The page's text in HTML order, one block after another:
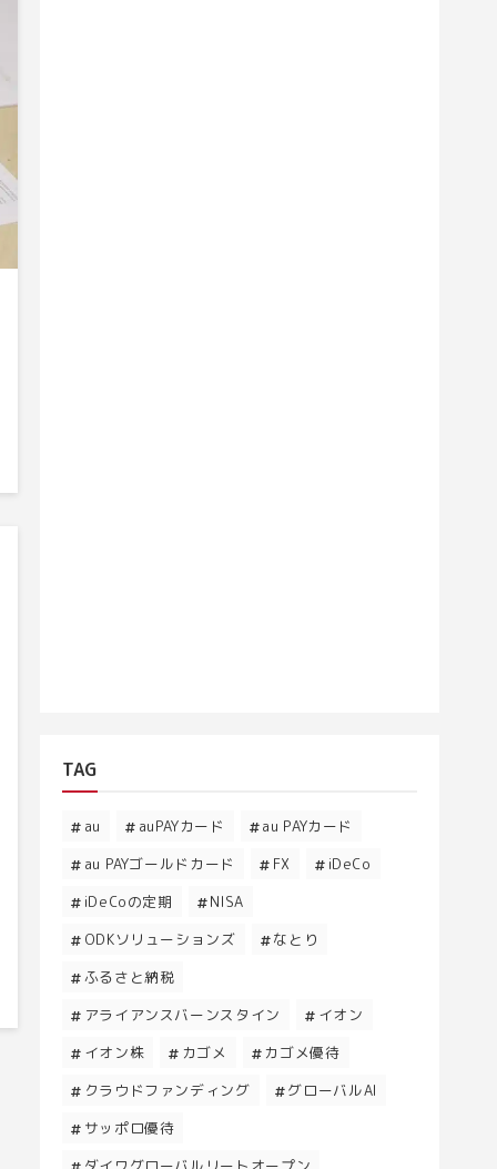
TAG
au auPAYカード
au PAYカード
au PAYゴールドカード
FX
iDeCo
iDeCoの定期
NISA
ODKソリューションズ
なとり
ふるさと納税
アライアンスバーンスタイン
イオン
イオン株
カゴメ
カゴメ優待
クラウドファンディング
グローバルAI
サッポロ優待